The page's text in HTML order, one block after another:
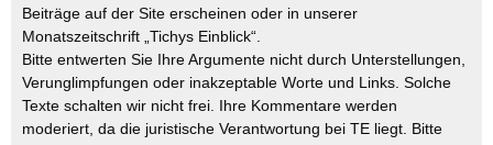
Beiträge auf der Site erscheinen oder in unserer
Monatszeitschrift „Tichys Einblick“.
Bitte entwerten Sie Ihre Argumente nicht durch Unterstellungen,
Verunglimpfungen oder inakzeptable Worte und Links. Solche
Texte schalten wir nicht frei. Ihre Kommentare werden
moderiert, da die juristische Verantwortung bei TE liegt. Bitte